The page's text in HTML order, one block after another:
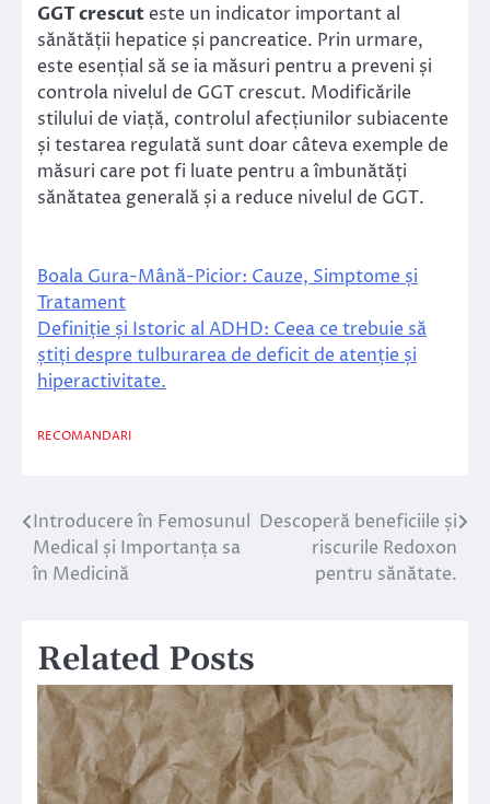
GGT crescut este un indicator important al
sănătății hepatice și pancreatice. Prin urmare,
este esențial să se ia măsuri pentru a preveni și
controla nivelul de GGT crescut. Modificările
stilului de viață, controlul afecțiunilor subiacente
și testarea regulată sunt doar câteva exemple de
măsuri care pot fi luate pentru a îmbunătăți
sănătatea generală și a reduce nivelul de GGT.
Boala Gura-Mână-Picior: Cauze, Simptome și
Tratament
Definiție și Istoric al ADHD: Ceea ce trebuie să
știți despre tulburarea de deficit de atenție și
hiperactivitate.
RECOMANDARI
Navigare
în
Introducere în Femosunul
Medical și Importanța sa
în Medicină
Descoperă beneficiile și
riscurile Redoxon
pentru sănătate.
Related Posts